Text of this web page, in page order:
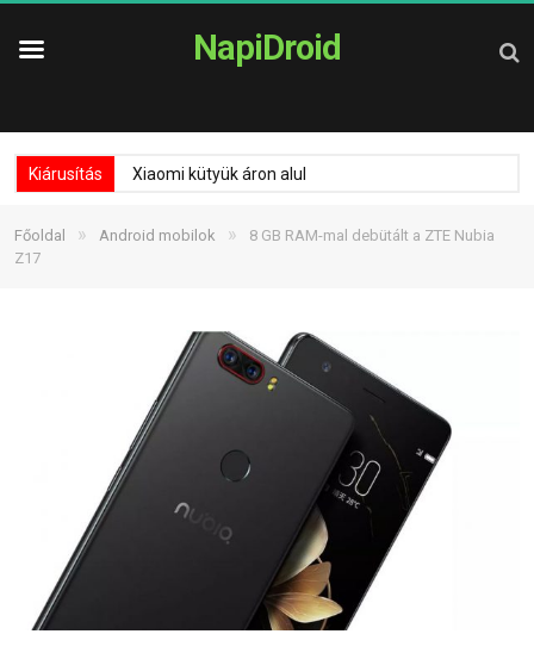
NapiDroid
Kiárusítás Xiaomi kütyük áron alul
Főoldal » Android mobilok »
8 GB RAM-mal debütált a ZTE Nubia
Z17